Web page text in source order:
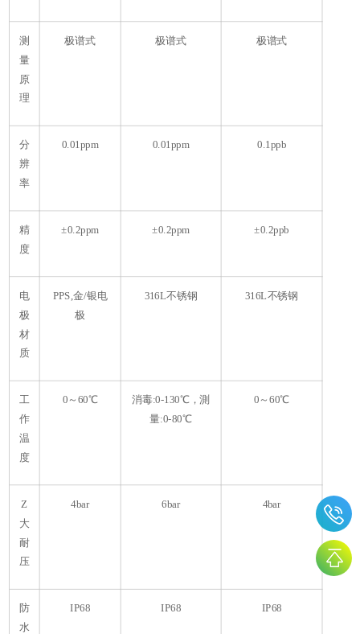
测
量
原
理
极谱式 极谱式 极谱式
分
辨
率
0.01ppm 0.01ppm 0.1ppb
精
度
±0.2ppm ±0.2ppm ±0.2ppb
电
极
材
质
PPS,金/银电
极
316L不锈钢 316L不锈钢
工
作
温
度
0～60℃ 消毒:0-130℃，測
量:0-80℃
0～60℃
Z
大
耐
压
4bar 6bar 4bar
防
水
IP68 IP68 IP68